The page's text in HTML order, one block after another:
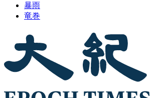
暴雨
竜巻